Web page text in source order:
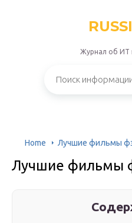
Журнал об ИТ
Home Лучшие фильмы
Лучшие фильмы